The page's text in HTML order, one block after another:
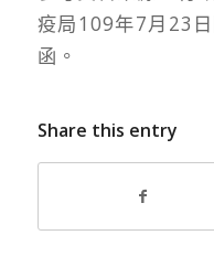
疫局109年7月23
函。
Share this entry